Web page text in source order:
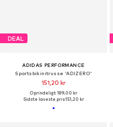
DEAL
ADIDAS PERFORMANCE
Sportsbikinitrusse 'ADIZERO'
151,20 kr
Oprindeligt: 189,00 kr
Sidste laveste pris:151,20 kr